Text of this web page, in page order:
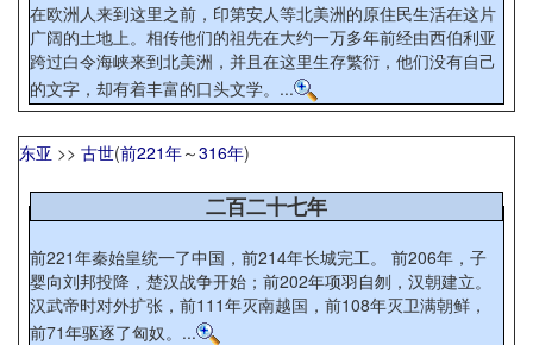
在欧洲人来到这里之前，印第安人等北美洲的原住民生活在这片
广阔的土地上。相传他们的祖先在大约一万多年前经由西伯利亚
跨过白令海峡来到北美洲，并且在这里生存繁衍，他们没有自己
的文字，却有着丰富的口头文学。...
东亚 >> 古世(前221年～316年)
二百二十七年
前221年秦始皇统一了中国，前214年长城完工。 前206年，子
婴向刘邦投降，楚汉战争开始；前202年项羽自刎，汉朝建立。
汉武帝时对外扩张，前111年灭南越国，前108年灭卫满朝鲜，
前71年驱逐了匈奴。...